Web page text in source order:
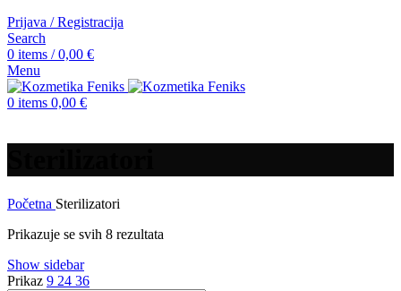
Prijava / Registracija
Search
0 items / 0,00 €
Menu
0 items 0,00 €
Početna Sterilizatori
Prikazuje se svih 8 rezultata
Show sidebar
Prikaz 9 24 36